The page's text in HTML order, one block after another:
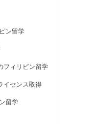
ン留学
フィリピン留学
イセンス取得
留学